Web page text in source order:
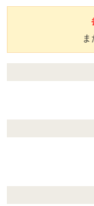
ま